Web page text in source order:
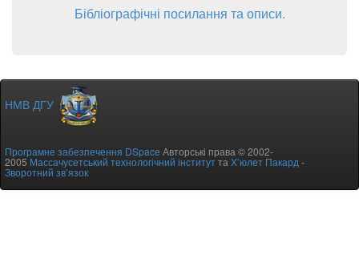
Бібліографічні посилання та описи.
НМВ ДГУ
Програмне забезпечення DSpace Авторські права © 2002-
2005Массачусетський технологічний інститутта Х’юлет Пакард -
Зворотний зв’язок